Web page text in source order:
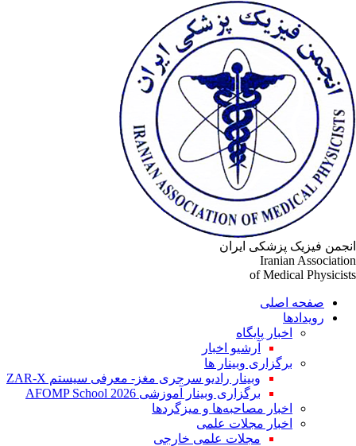
فیزیک پزشکی ایران
Iranian
of Medical
صفحه اصلی
رویدادها
اخبار پایگاه
آرشیو اخبار
برگزاری وبینار ها
وبینار رادیو سرجری مغز- معرفی سیستم ZAR-X
برگزاری وبینار آموزشی AFOMP School 2026
اخبار مصاحبه‌ها و میزگردها
اخبار مجلات علمی
مجلات علمی خارجی